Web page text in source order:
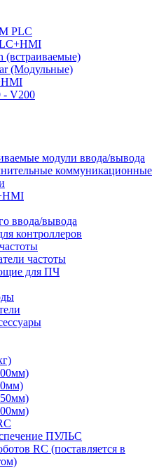
PLC
(встраиваемые)
(Модульные)
- V200
модули ввода/вывода
коммуникационные
ввода/вывода
контроллеров
частоты
для ПЧ
ПУЛЬС
RC (поставляется в